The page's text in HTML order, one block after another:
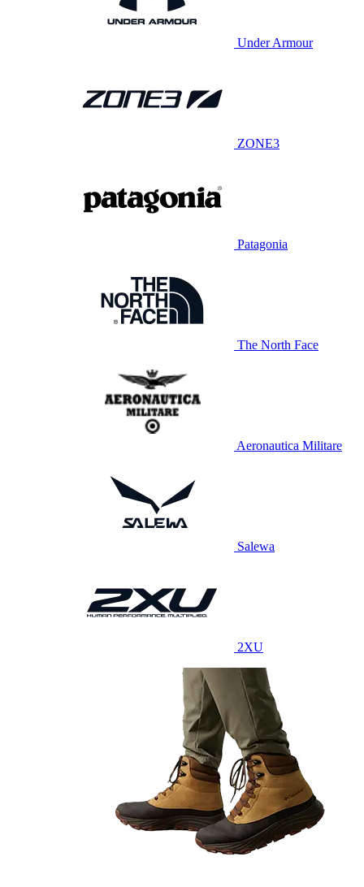
Under Armour
ZONE3
Patagonia
The North Face
Aeronautica Militare
Salewa
2XU